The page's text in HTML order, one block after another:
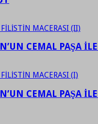
CEMAL PAŞA
CEMAL PAŞA